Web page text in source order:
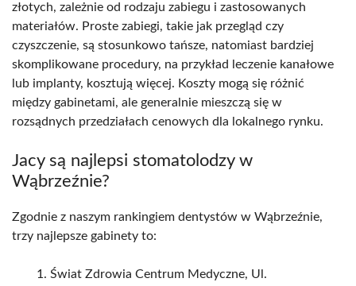
złotych, zależnie od rodzaju zabiegu i zastosowanych
materiałów. Proste zabiegi, takie jak przegląd czy
czyszczenie, są stosunkowo tańsze, natomiast bardziej
skomplikowane procedury, na przykład leczenie kanałowe
lub implanty, kosztują więcej. Koszty mogą się różnić
między gabinetami, ale generalnie mieszczą się w
rozsądnych przedziałach cenowych dla lokalnego rynku.
Jacy są najlepsi stomatolodzy w
Wąbrzeźnie?
Zgodnie z naszym rankingiem dentystów w Wąbrzeźnie,
trzy najlepsze gabinety to:
Świat Zdrowia Centrum Medyczne, Ul.